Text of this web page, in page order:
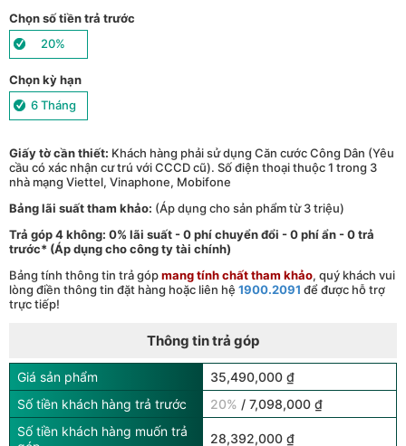
Chọn số tiền trả trước
20%
Chọn kỳ hạn
6 Tháng
Giấy tờ cần thiết: Khách hàng phải sử dụng Căn cước Công Dân (Yêu
cầu có xác nhận cư trú với CCCD cũ). Số điện thoại thuộc 1 trong 3
nhà mạng Viettel, Vinaphone, Mobifone
Bảng lãi suất tham khảo: (Áp dụng cho sản phẩm từ 3 triệu)
Trả góp 4 không: 0% lãi suất - 0 phí chuyển đổi - 0 phí ẩn - 0 trả
trước* (Áp dụng cho công ty tài chính)
Bảng tính thông tin trả gópmang tính chất tham khảo, quý khách vui
lòng điền thông tin đặt hàng hoặc liên hệ 1900.2091 để được hỗ trợ
trực tiếp!
Thông tin trả góp
Giá sản phẩm
35,490,000 ₫
Số tiền khách hàng trả trước
20% / 7,098,000 ₫
Số tiền khách hàng muốn trả
28,392,000 ₫